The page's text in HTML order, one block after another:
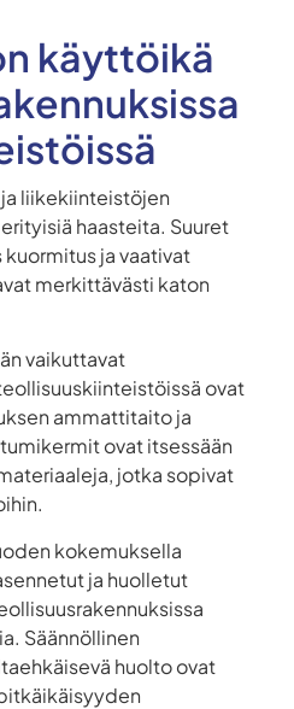
käyttöikä
liikekiinteistöjen
haasteita. Suuret
ja vaativat
merkittävästi katon
vaikuttavat
ovat
ammattitaito ja
ovat itsessään
jotka sopivat
kokemuksella
ja huolletut
Säännöllinen
huolto ovat